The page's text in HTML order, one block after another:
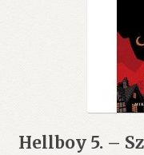
Hellboy 5. –